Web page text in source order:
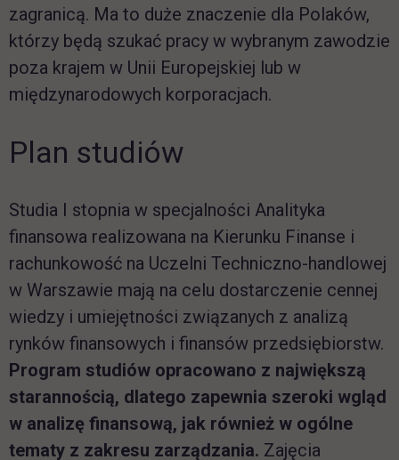
zagranicą. Ma to duże znaczenie dla Polaków,
którzy będą szukać pracy w wybranym zawodzie
poza krajem w Unii Europejskiej lub w
międzynarodowych korporacjach.
Plan studiów
Studia I stopnia w specjalności Analityka
finansowa realizowana na Kierunku Finanse i
rachunkowość na Uczelni Techniczno-handlowej
w Warszawie mają na celu dostarczenie cennej
wiedzy i umiejętności związanych z analizą
rynków finansowych i finansów przedsiębiorstw.
Program studiów opracowano z największą
starannością, dlatego zapewnia szeroki wgląd
w analizę finansową, jak również w ogólne
tematy z zakresu zarządzania. Zajęcia